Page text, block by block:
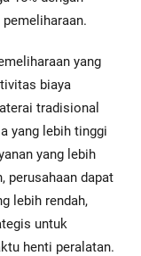
yang
biaya
tradisional
yang lebih tinggi
yang lebih
perusahaan dapat
lebih rendah,
untuk
henti peralatan.